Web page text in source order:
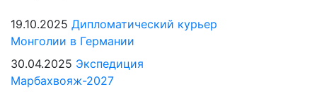
19.10.2025 Дипломатический курьер
Монголии в Германии
30.04.2025 Экспедиция
Марбахвояж-2027